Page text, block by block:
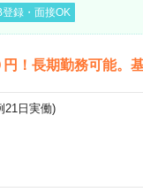
登録・面接OK
！長期勤務可能。
21日実働)